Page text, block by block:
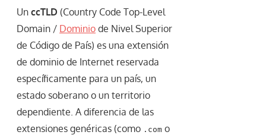
Un ccTLD (Country Code Top-Level
Domain / Dominio de Nivel Superior
de Código de País) es una extensión
de dominio de Internet reservada
específicamente para un país, un
estado soberano o un territorio
dependiente. A diferencia de las
extensiones genéricas (como .com o